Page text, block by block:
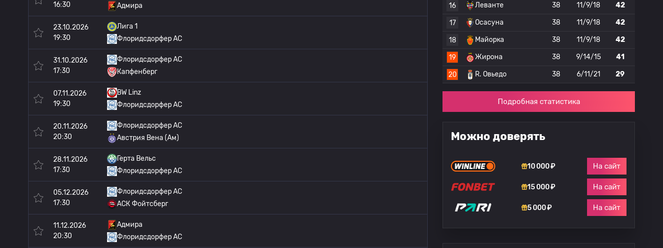
16:30
Адмира
23.10.2026
19:30
Лига 1
Флоридсдорфер АС
31.10.2026
17:30
Флоридсдорфер АС
Капфенберг
07.11.2026
19:30
BW Linz
Флоридсдорфер АС
20.11.2026
20:30
Флоридсдорфер АС
Австрия Вена (Ам)
28.11.2026
17:30
Герта Вельс
Флоридсдорфер АС
05.12.2026
17:30
Флоридсдорфер АС
АСК Фойтсберг
11.12.2026
20:30
Адмира
Флоридсдорфер АС
16 Леванте 38 11/9/18 42
17 Осасуна 38 11/9/18 42
18 Майорка 38 11/9/18 42
19 Жирона 38 9/14/15 41
20 R. Овьедо 38 6/11/21 29
Подробная статистика
Можно доверять
10 000 ₽ На сайт
15 000 ₽ На сайт
5 000 ₽ На сайт